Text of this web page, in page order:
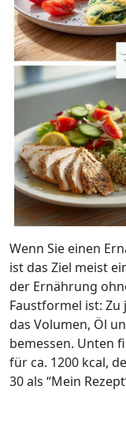
Wenn Sie einen
ist das Ziel meist
der Ernährung
Faustformel ist:
das Volumen, Öl
bemessen. Unten
für ca. 1200 kcal,
30 als “Mein